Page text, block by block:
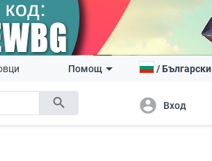
search
Помощ /Български
account_circle Вход